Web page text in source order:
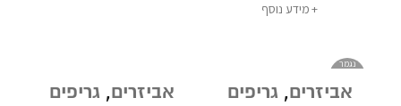
מידע נוסף
נגמר
אביזרים, גריפים אביזרים, גריפים